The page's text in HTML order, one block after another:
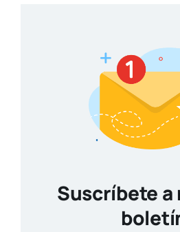
Suscríbete